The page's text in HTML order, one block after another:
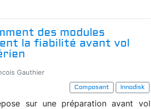
des modules
la fiabilité avant vol
Gauthier
Composant
Innodisk
sur une préparation avant vol